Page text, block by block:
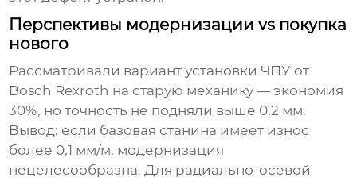
Перспективы модернизации vs покупка
нового
Рассматривали вариант установки ЧПУ от
Bosch Rexroth на старую механику — экономия
30%, но точность не подняли выше 0,2 мм.
Вывод: если базовая станина имеет износ
более 0,1 мм/м, модернизация
нецелесообразна. Для радиально-осевой